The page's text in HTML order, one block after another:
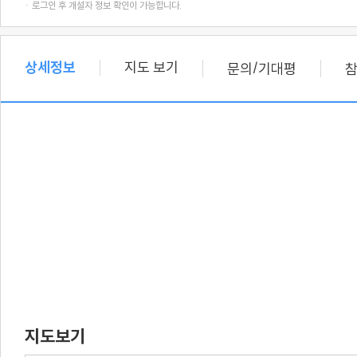
· 로그인 후 개설자 정보 확인이 가능합니다.
상세정보 지도 보기 문의/기대평
지도보기